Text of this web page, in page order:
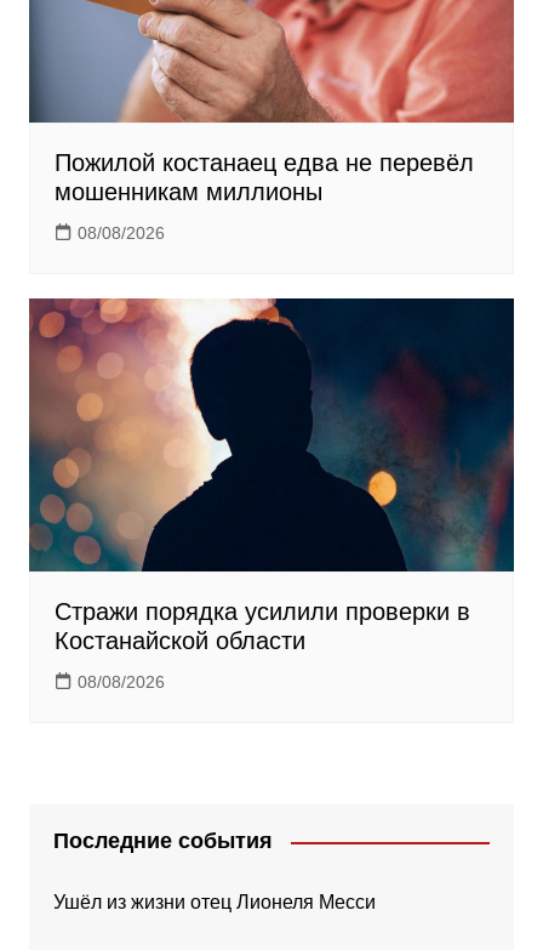
Пожилой костанаец едва не перевёл
мошенникам миллионы
08/08/2026
Стражи порядка усилили проверки в
Костанайской области
08/08/2026
Последние события
Ушёл из жизни отец Лионеля Месси